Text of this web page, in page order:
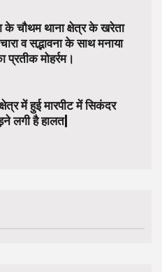
के चौथम थाना क्षेत्र के खरेता
व सद्भावना के साथ मनाया
प्रतीक मोहर्रम।
में हुई मारपीट में सिकंदर
लगी है हालत|